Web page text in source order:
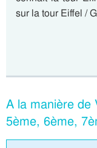
sur la tour Eiffel /
A la manière de
5ème, 6ème,